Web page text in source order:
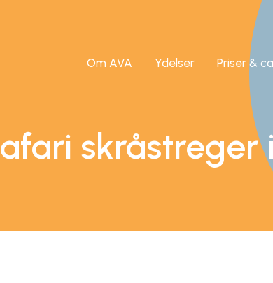
Om AVA Ydelser Priser &
skråstreger i